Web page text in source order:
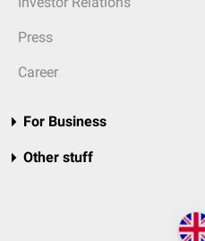
Press
Career
For Business
Other stuff